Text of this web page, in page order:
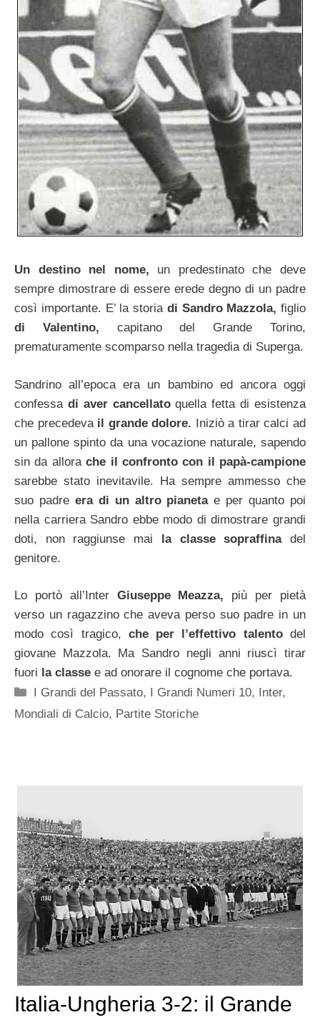
Un destino nel nome, un predestinato che deve
sempre dimostrare di essere erede degno di un padre
così importante. E’ la storia di Sandro Mazzola, figlio
di Valentino, capitano del Grande Torino,
prematuramente scomparso nella tragedia di Superga.
Sandrino all’epoca era un bambino ed ancora oggi
confessa di aver cancellatoquella fetta di esistenza
che precedeva il grande dolore. Iniziò a tirar calci ad
un pallone spinto da una vocazione naturale, sapendo
sin da allorache il confronto con il papà-campione
sarebbe stato inevitavile. Ha sempre ammesso che
suo padre era di un altro pianetae per quanto poi
nella carriera Sandro ebbe modo di dimostrare grandi
doti, non raggiunse mai la classe sopraffinadel
genitore.
Lo portò all’Inter Giuseppe Meazza, più per pietà
verso un ragazzino che aveva perso suo padre in un
modo così tragico, che per l’effettivo talentodel
giovane Mazzola. Ma Sandro negli anni riuscì tirar
fuori la classe e ad onorare il cognome che portava.
Categorie
I Grandi del Passato, I Grandi Numeri 10, Inter,
Mondiali di Calcio, Partite Storiche
Italia-Ungheria 3-2: il Grande